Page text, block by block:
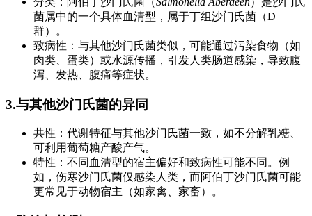
菌属中的一个具体血清型，属于丁组沙门氏菌（D
群）。
致病性：与其他沙门氏菌类似，可能通过污染食物（如
肉类、蛋类）或水源传播，引发人类肠道感染，导致腹
泻、发热、腹痛等症状。
3.与其他沙门氏菌的异同
共性：代谢特征与其他沙门氏菌一致，如不分解乳糖、
可利用葡萄糖产酸产气。
特性：不同血清型的宿主偏好和致病性可能不同。例
如，伤寒沙门氏菌仅感染人类，而阿伯丁沙门氏菌可能
更常见于动物宿主（如家禽、家畜）。